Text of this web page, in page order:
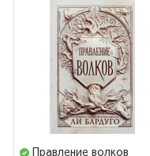
Правление волков